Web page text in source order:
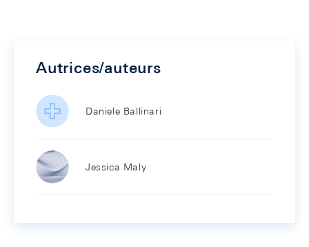
Autrices/auteurs
Daniele Ballinari
Jessica Maly